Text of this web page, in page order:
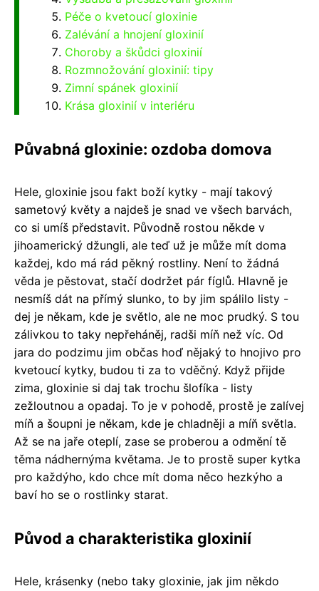
Péče o kvetoucí gloxinie
Zalévání a hnojení gloxinií
Choroby a škůdci gloxinií
Rozmnožování gloxinií: tipy
Zimní spánek gloxinií
Krása gloxinií v interiéru
Půvabná gloxinie: ozdoba domova
Hele, gloxinie jsou fakt boží kytky - mají takový
sametový květy a najdeš je snad ve všech barvách,
co si umíš představit. Původně rostou někde v
jihoamerický džungli, ale teď už je může mít doma
každej, kdo má rád pěkný rostliny. Není to žádná
věda je pěstovat, stačí dodržet pár fíglů. Hlavně je
nesmíš dát na přímý slunko, to by jim spálilo listy -
dej je někam, kde je světlo, ale ne moc prudký. S tou
zálivkou to taky nepřeháněj, radši míň než víc. Od
jara do podzimu jim občas hoď nějaký to hnojivo pro
kvetoucí kytky, budou ti za to vděčný. Když přijde
zima, gloxinie si daj tak trochu šlofíka - listy
zežloutnou a opadaj. To je v pohodě, prostě je zalívej
míň a šoupni je někam, kde je chladněji a míň světla.
Až se na jaře oteplí, zase se proberou a odmění tě
těma nádhernýma květama. Je to prostě super kytka
pro každýho, kdo chce mít doma něco hezkýho a
baví ho se o rostlinky starat.
Původ a charakteristika gloxinií
Hele, krásenky (nebo taky gloxinie, jak jim někdo